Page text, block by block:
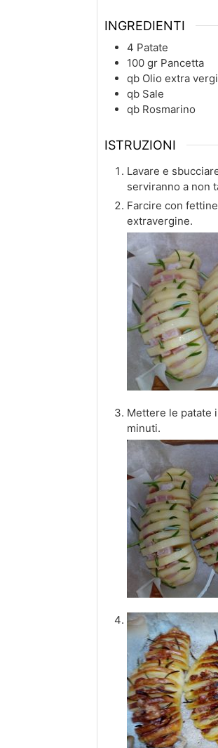
INGREDIENTI
4 Patate
100 gr Pancetta
qb Olio extra
qb Sale
qb Rosmarino
ISTRUZIONI
Lavare e
serviranno a non
Farcire con
extravergine.
Mettere le patate
minuti.